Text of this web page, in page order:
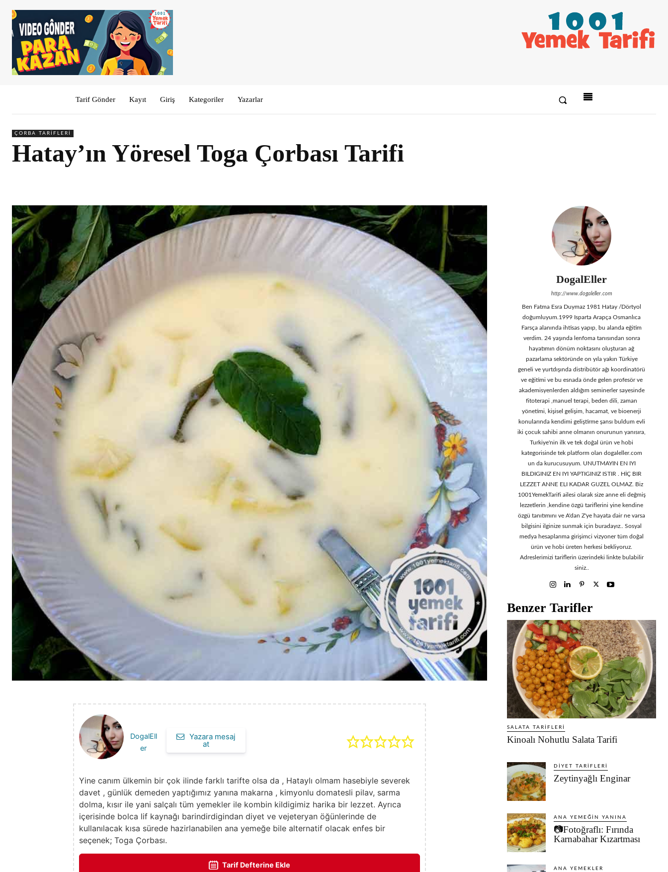
Tarif Gönder Kayıt Giriş Kategoriler Yazarlar
ÇORBA TARIFLERI
Hatay’ın Yöresel Toga Çorbası Tarifi
DogalEll
er
Yazara mesaj
at
Yine canım ülkemin bir çok ilinde farklı tarifte olsa da , Hataylı olmam hasebiyle severek
davet , günlük demeden yaptığımız yanına makarna , kimyonlu domatesli pilav, sarma
dolma, kısır ile yani salçalı tüm yemekler ile kombin kildigimiz harika bir lezzet. Ayrıca
içerisinde bolca lif kaynağı barindirdigindan diyet ve vejeteryan öğünlerinde de
kullanılacak kısa sürede hazirlanabilen ana yemeğe bile alternatif olacak enfes bir
seçenek; Toga Çorbası.
Tarif Defterine Ekle
DogalEller
http://www.dogaleller.com
Ben Fatma Esra Duymaz 1981 Hatay /Dörtyol
doğumluyum.1999 Isparta Arapça Osmanlıca
Farsça alanında ihtisas yapıp, bu alanda eğitim
verdim. 24 yaşında lenfoma tanısından sonra
hayatımın dönüm noktasını oluşturan ağ
pazarlama sektöründe on yıla yakın Türkiye
geneli ve yurtdışında distribütör ağı koordinatörü
ve eğitimi ve bu esnada önde gelen profesör ve
akademisyenlerden aldığım seminerler sayesinde
fitoterapi ,manuel terapi, beden dili, zaman
yönetimi, kişisel gelişim, hacamat, ve bioenerji
konularında kendimi geliştirme şansı buldum evli
iki çocuk sahibi anne olmanın onurunun yanısıra,
Turkiye'nin ilk ve tek doğal ürün ve hobi
kategorisinde tek platform olan dogaleller.com
un da kurucusuyum. UNUTMAYIN EN IYI
BILDIGINIZ EN IYI YAPTIGINIZ ISTIR . HİÇ BIR
LEZZET ANNE ELI KADAR GUZEL OLMAZ. Biz
1001YemekTarifi ailesi olarak size anne eli değmiş
lezzetlerin ,kendine özgü tariflerini yine kendine
özgü tanıtımını ve A'dan Z'ye hayata dair ne varsa
bilgisini ilginize sunmak için buradayız.. Sosyal
medya hesaplarıma girişimci vizyoner tüm doğal
ürün ve hobi üreten herkesi bekliyoruz.
Adreslerimizi tariflerin üzerindeki linkte bulabilir
siniz..
Benzer Tarifler
SALATA TARIFLERI
Kinoalı Nohutlu Salata Tarifi
DIYET TARIFLERI
Zeytinyağlı Enginar
ANA YEMEĞIN YANINA
📷Fotoğraflı: Fırında
Karnabahar Kızartması
ANA YEMEKLER